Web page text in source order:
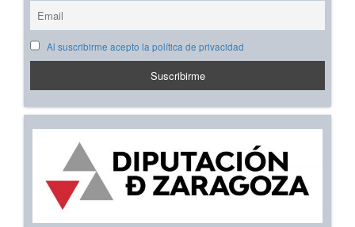
Al suscribirme acepto la política de privacidad